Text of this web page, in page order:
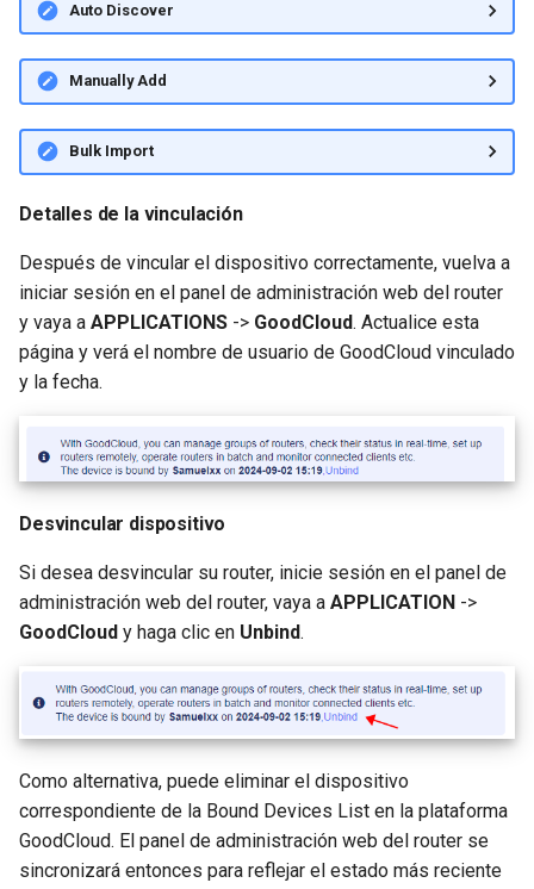
Auto Discover
Manually Add
Bulk Import
Detalles de la vinculación
Después de vincular el dispositivo correctamente, vuelva a
iniciar sesión en el panel de administración web del router
y vaya a APPLICATIONS -> GoodCloud. Actualice esta
página y verá el nombre de usuario de GoodCloud vinculado
y la fecha.
Desvincular dispositivo
Si desea desvincular su router, inicie sesión en el panel de
administración web del router, vaya a APPLICATION ->
GoodCloud y haga clic en Unbind.
Como alternativa, puede eliminar el dispositivo
correspondiente de la Bound Devices List en la plataforma
GoodCloud. El panel de administración web del router se
sincronizará entonces para reflejar el estado más reciente